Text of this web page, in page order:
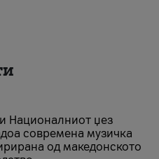
Националниот џез
современа музичка
од македонското